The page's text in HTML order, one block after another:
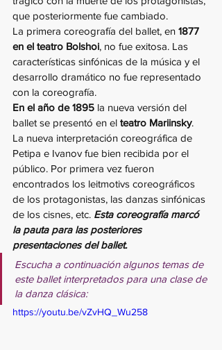
que posteriormente fue cambiado.
La primera coreografía del ballet, en 1877
en el teatro Bolshoi, no fue exitosa. Las
características sinfónicas de la música y el
desarrollo dramático no fue representado
con la coreografía.
En el año de 1895 la nueva versión del
ballet se presentó en el teatro Mariinsky.
La nueva interpretación coreográfica de
Petipa e Ivanov fue bien recibida por el
público. Por primera vez fueron
encontrados los leitmotivs coreográficos
de los protagonistas, las danzas sinfónicas
de los cisnes, etc. Esta coreografía marcó
la pauta para las posteriores
presentaciones del ballet.
Escucha a continuación algunos temas de
este ballet interpretados para una clase de
la danza clásica:
https://youtu.be/vZvHQ_Wu258